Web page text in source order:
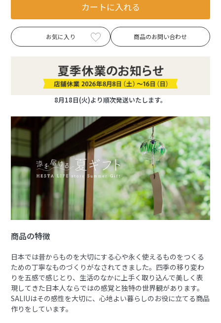
カートに入れる
お気に入り 商品のお問い合わせ
8月18日(火)より順次発送いたします。
商品の特徴
日本では昔からものを大切にする心や永く使えるものをつくる
ための丁寧なものづくりがなされてきました。四季の移り変わ
りを五感で感じとり、生活のなかに上手く取り込んで美しく表
現してきた日本人ならではの感覚と独特の世界観があります。
SALIUはその感性を大切に、心地よい暮らしのお役に立てる商品
作りをしています。